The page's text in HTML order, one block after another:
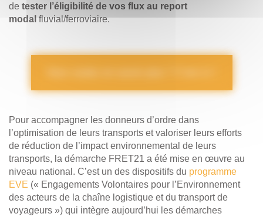
de tester l’éligibilité de vos flux au report
modal fluvial/ferroviaire.
Pour accompagner les donneurs d’ordre dans
l’optimisation de leurs transports et valoriser leurs efforts
de réduction de l’impact environnemental de leurs
transports, la démarche FRET21 a été mise en œuvre au
niveau national. C’est un des dispositifs du programme
EVE (« Engagements Volontaires pour l’Environnement
des acteurs de la chaîne logistique et du transport de
voyageurs ») qui intègre aujourd’hui les démarches